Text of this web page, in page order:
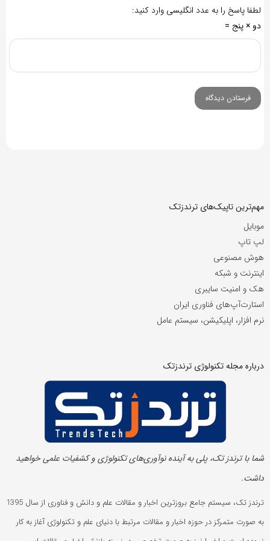
لطفا پاسخ را به عدد انگلیسی وارد کنید:
دو × پنج =
مهم‌ترین تاپیک‌های ترندزتک
موبایل
لپ تاپ
هوش مصنوعی
اینترنت و شبکه
هک و امنیت سایبری
استارت‌آپ‌های فناوری ایران
نرم افزار، اپلیکیشن، سیستم عامل
درباره مجله تکنولوژی ترندزتک
شما با ترندز تک، پلی به آینده‌ نوآوری‌های تکنولوژی و کشفیات علمی خواهید
داشت.
ترندز تک، سیستم جامع بروزترین اخبار و مقالات علم و دانش و فناوری از سال 1395
به صورت متمرکز در حوزه اخبار و مقالات مرتبط با دنیای علم و تکنولوژی آغاز به کار